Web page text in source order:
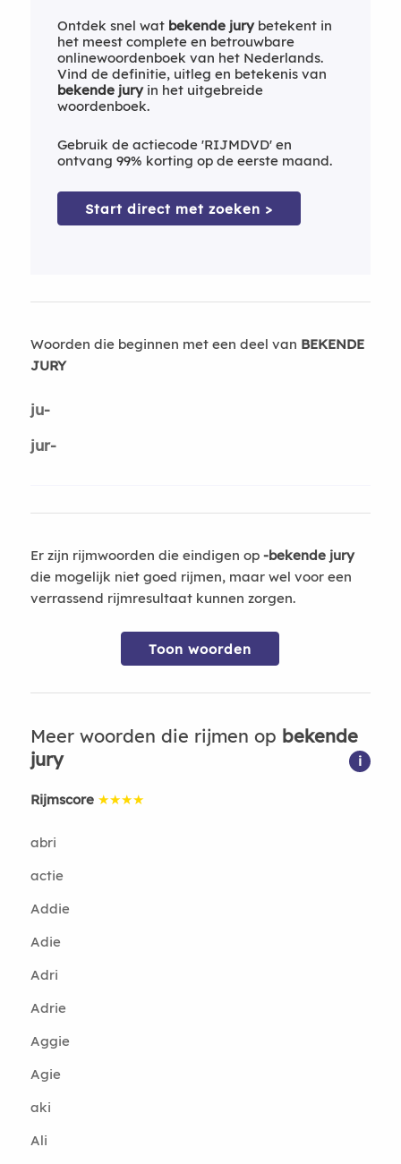
Ontdek snel wat bekende jurybetekent in
het meest complete en betrouwbare
onlinewoordenboek van het Nederlands.
Vind de definitie, uitleg en betekenis van
bekende juryin het uitgebreide
woordenboek.
Gebruik de actiecode 'RIJMDVD' en
ontvang 99% korting op de eerste maand.
Start direct met zoeken >
Woorden die beginnen met een deel van BEKENDE
JURY
ju-
jur-
Er zijn rijmwoorden die eindigen op -bekende jury
die mogelijk niet goed rijmen, maar wel voor een
verrassend rijmresultaat kunnen zorgen.
Toon woorden
Meer woorden die rijmen op bekende
jury
i
Rijmscore ★★★★
abri
actie
Addie
Adie
Adri
Adrie
Aggie
Agie
aki
Ali